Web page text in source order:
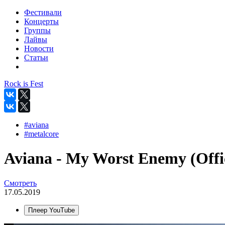
Фестивали
Концерты
Группы
Лайвы
Новости
Статьи
Rock is Fest
#aviana
#metalcore
Aviana - My Worst Enemy
Смотреть
17.05.2019
Плеер YouTube